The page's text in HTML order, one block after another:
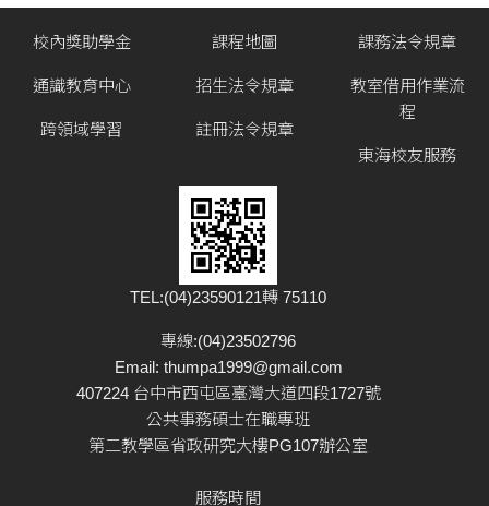
校內獎助學金
通識教育中心
跨領域學習
課程地圖
招生法令規章
註冊法令規章
課務法令規章
教室借用作業流
程
東海校友服務
TEL:(04)23590121轉 75110
專線:(04)23502796
Email: thumpa1999@gmail.com
407224 台中市西屯區臺灣大道四段1727號
公共事務碩士在職專班
第二教學區省政研究大樓PG107辦公室
服務時間